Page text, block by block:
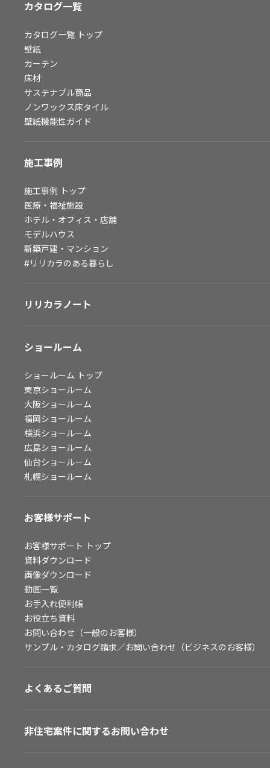
よくあるご質問
非住宅案件に関するお問い合わせ
事業紹介
スペースソリューション事業
ファシリティソリューション事業
不動産投資開発事業
会社情報
採用情報
カタログ一覧
カタログ一覧 トップ
壁紙
カーテン
床材
サステナブル商品
ノンワックス床タイル
壁紙機能性ガイド
施工事例
施工事例 トップ
医療・福祉施設
ホテル・オフィス・店舗
モデルハウス
新築戸建・マンション
#リリカラのある暮らし
リリカラノート
ショールーム
ショールーム トップ
東京ショールーム
大阪ショールーム
福岡ショールーム
横浜ショールーム
広島ショールーム
仙台ショールーム
札幌ショールーム
お客様サポート
お客様サポート トップ
資料ダウンロード
画像ダウンロード
動画一覧
お手入れ便利帳
お役立ち資料
お問い合わせ（一般のお客様）
サンプル・カタログ請求／お問い合わせ（ビジネスのお客様）
よくあるご質問
非住宅案件に関するお問い合わせ